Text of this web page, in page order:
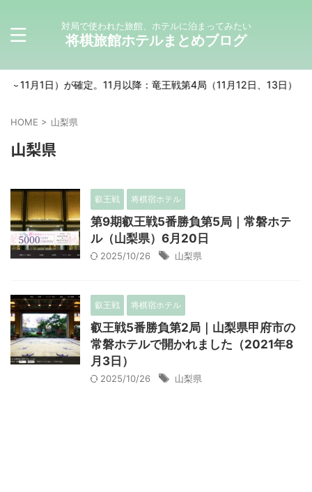
対局で使われた旅館、ホテルに泊まってみたい
将棋旅館ホテルまとめブログ
が確定。11月以降：竜王戦第4局（11月12日、13日）、JT杯決勝
HOME > 山梨県
山梨県
叡王戦 将棋宿ホテル
第9期叡王戦5番勝負第5局｜常磐ホテ
ル（山梨県）6月20日
2025/10/26 山梨県
叡王戦 将棋宿ホテル
叡王戦5番勝負第2局｜山梨県甲府市の
常磐ホテルで開かれました（2021年8
月3日）
2025/10/26 山梨県